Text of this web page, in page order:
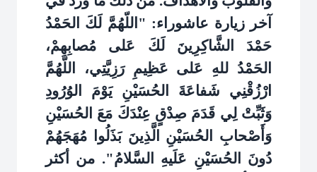
آخر زيارة عاشوراء: "اللّهُمَّ لَكَ الحَمْدُ
حَمْدَ الشَّاكِرِينَ لَكَ عَلى مُصابِهِمْ،
الحَمْدُ للهِ عَلى عَظِيمِ رَزِيَّتِي، اللّهُمَّ
ارْزُقْنِي شَفاعَةَ الحُسَيْنِ يَوْمَ الوُرُودِ
وَثَبِّتْ لِي قَدَمَ صِدْقٍ عِنْدَكَ مَعَ الحُسَيْنِ
وَأَصْحابِ الحُسَيْنِ الَّذِينَ بَذَلُوا مُهَجَهُمْ
دُونَ الحُسَيْنِ عَلَيهِ السَّلامُ". من أكثر